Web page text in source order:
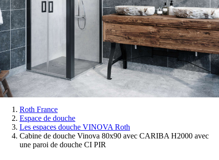
Vous
êtes
Roth France
Espace de douche
Les espaces douche VINOVA Roth
Cabine de douche Vinova 80x90 avec CARIBA H2000 avec
une paroi de douche CI PIR